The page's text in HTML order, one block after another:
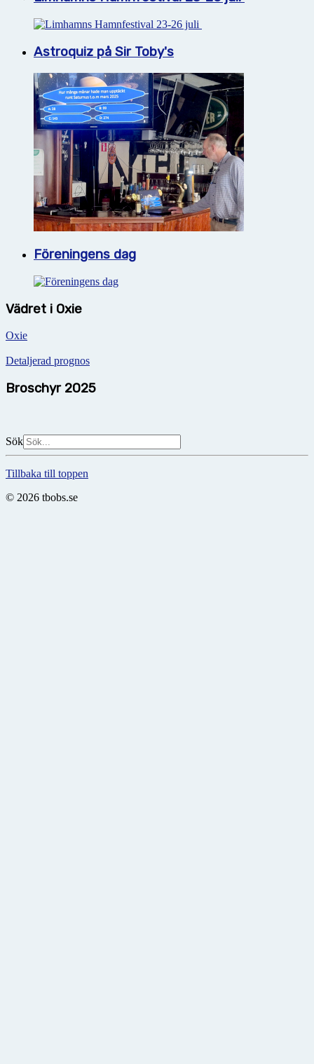
Astroquiz på Sir Toby's
Föreningens dag
Vädret i Oxie
Oxie
Detaljerad prognos
Broschyr 2025
Sök
Tillbaka till toppen
© 2026 tbobs.se